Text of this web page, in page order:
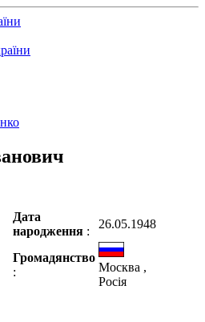
Дата
народження :
26.05.1948
Громадянство
:
Москва ,
Росія